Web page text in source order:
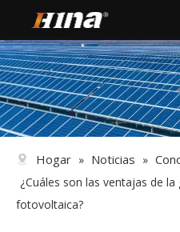
Hogar » Noticias »
¿Cuáles son las ventajas de
fotovoltaica?